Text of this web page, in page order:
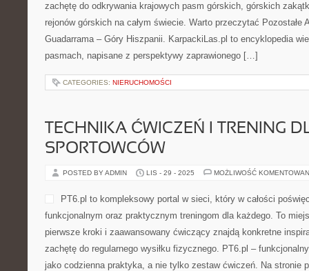
zachętę do odkrywania krajowych pasm górskich, górskich
rejonów górskich na całym świecie. Warto przeczytać Pozostałe
Guadarrama – Góry Hiszpanii. KarpackiLas.pl to encyklopedia
pasmach, napisane z perspektywy zaprawionego […]
CATEGORIES: NIERUCHOMOŚCI
TECHNIKA ĆWICZEŃ I TRENING
SPORTOWCÓW
POSTED BY ADMIN LIS - 29 - 2025 MOŻLIWOŚĆ
PT6.pl to kompleksowy portal w sieci, który w całości
funkcjonalnym oraz praktycznym treningom dla każdego. To
pierwsze kroki i zaawansowany ćwiczący znajdą konkretne
zachętę do regularnego wysiłku fizycznego. PT6.pl –
jako codzienna praktyka, a nie tylko zestaw ćwiczeń. Na stronie